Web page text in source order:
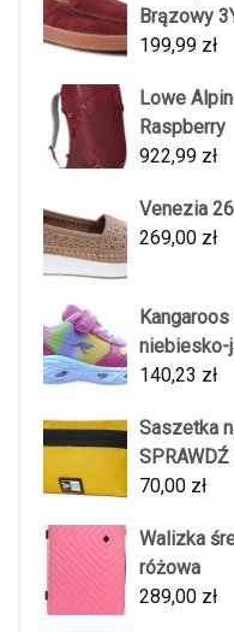
Brązowy
199,99 zł
Lowe
Raspberry
922,99 zł
Venezia
269,00 zł
niebiesko-
140,23 zł
Saszetka
70,00 zł
Walizka
różowa
289,00 zł